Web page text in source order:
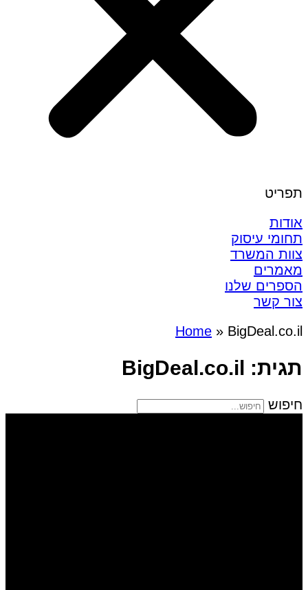
תפריט
אודות
תחומי עיסוק
צוות המשרד
מאמרים
הספרים שלנו
צור קשר
Home » BigDeal.co.il
תגית: BigDeal.co.il
חיפוש